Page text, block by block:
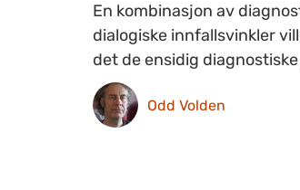
En kombinasjon av
dialogiske innfallsvinkler
det de ensidig
Odd Volden